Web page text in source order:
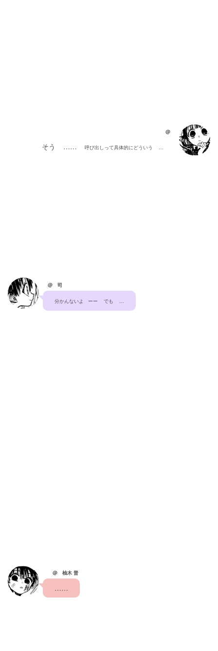
@
    そう    ……
呼び出しって具体的にどういう    …
@ 司
分かんないよ   ーー    でも    …
@ 柚木 普
    ……